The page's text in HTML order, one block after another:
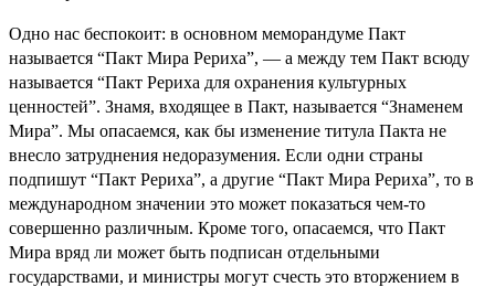
Одно нас беспокоит: в основном меморандуме Пакт
называется “Пакт Мира Рериха”, — а между тем Пакт всюду
называется “Пакт Рериха для охранения культурных
ценностей”. Знамя, входящее в Пакт, называется “Знаменем
Мира”. Мы опасаемся, как бы изменение титула Пакта не
внесло затруднения недоразумения. Если одни страны
подпишут “Пакт Рериха”, а другие “Пакт Мира Рериха”, то в
международном значении это может показаться чем-то
совершенно различным. Кроме того, опасаемся, что Пакт
Мира вряд ли может быть подписан отдельными
государствами, и министры могут счесть это вторжением в